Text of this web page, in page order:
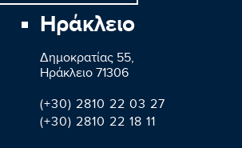
Ηράκλειο
Δημοκρατίας 55,
Ηράκλειο 71306
(+30) 2810 22 03 27
(+30) 2810 22 18 11